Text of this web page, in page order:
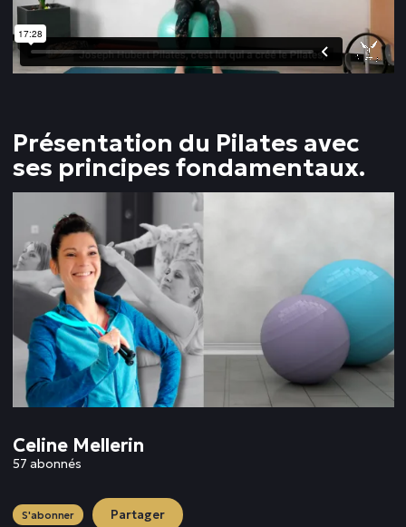
Présentation du Pilates avec
ses principes fondamentaux.
Celine Mellerin
57 abonnés
S'abonner Partager